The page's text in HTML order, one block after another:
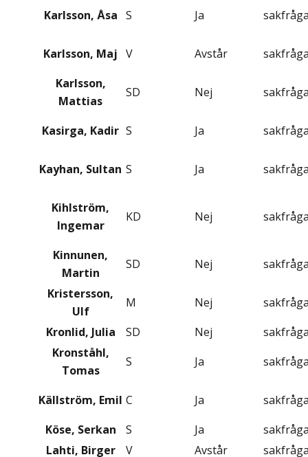
Karlsson, Åsa S Ja
Karlsson, Maj V Avstår
Karlsson,
Mattias
SD Nej
Kasirga, Kadir S Ja
Kayhan, Sultan S Ja
Kihlström,
Ingemar
KD Nej
Kinnunen,
Martin
SD Nej
Kristersson,
Ulf
M Nej
Kronlid, Julia
SD Nej
Kronståhl,
Tomas
S Ja
Källström, Emil C Ja
Köse, Serkan
S Ja
Lahti, Birger
V Avstår